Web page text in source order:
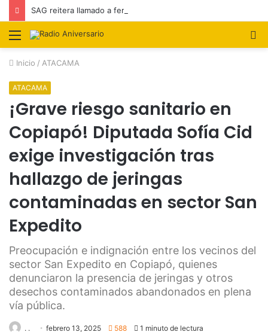
Menú
Inicio / ATACAMA
ATACAMA
¡Grave riesgo sanitario en
Copiapó! Diputada Sofía Cid
exige investigación tras
hallazgo de jeringas
contaminadas en sector San
Expedito
Preocupación e indignación entre los vecinos del
sector San Expedito en Copiapó, quienes
denunciaron la presencia de jeringas y otros
desechos contaminados abandonados en plena
vía pública.
. . febrero 13, 2025 588 1 minuto de lectura